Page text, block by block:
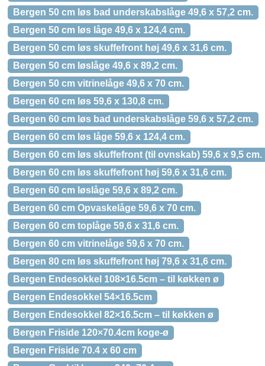
Bergen 50 cm løs bad underskabslåge 49,6 x 57,2 cm.
Bergen 50 cm løs låge 49,6 x 124,4 cm.
Bergen 50 cm løs skuffefront høj 49,6 x 31,6 cm.
Bergen 50 cm løslåge 49,6 x 89,2 cm.
Bergen 50 cm vitrinelåge 49,6 x 70 cm.
Bergen 60 cm løs 59,6 x 130,8 cm.
Bergen 60 cm løs bad underskabslåge 59,6 x 57,2 cm.
Bergen 60 cm løs låge 59,6 x 124,4 cm.
Bergen 60 cm løs skuffefront (til ovnskab) 59,6 x 9,5 cm.
Bergen 60 cm løs skuffefront høj 59,6 x 31,6 cm.
Bergen 60 cm løslåge 59,6 x 89,2 cm.
Bergen 60 cm Opvaskelåge 59,6 x 70 cm.
Bergen 60 cm toplåge 59,6 x 31,6 cm.
Bergen 60 cm vitrinelåge 59,6 x 70 cm.
Bergen 80 cm løs skuffefront høj 79,6 x 31,6 cm.
Bergen Endesokkel 108×16.5cm – til køkken ø
Bergen Endesokkel 54×16.5cm
Bergen Endesokkel 82×16.5cm – til køkken ø
Bergen Friside 120×70.4cm koge-ø
Bergen Friside 70.4 x 60 cm